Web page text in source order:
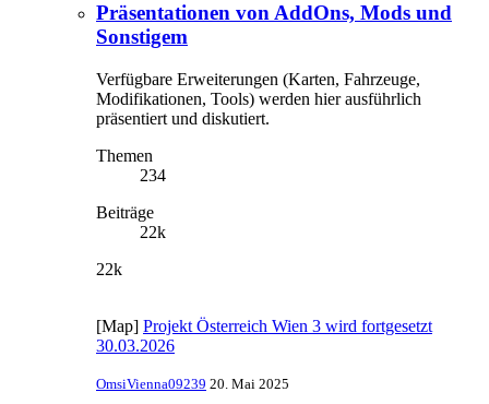
Präsentationen von AddOns, Mods und
Sonstigem
Verfügbare Erweiterungen (Karten, Fahrzeuge,
Modifikationen, Tools) werden hier ausführlich
präsentiert und diskutiert.
Themen
234
Beiträge
22k
22k
[Map] Projekt Österreich Wien 3 wird fortgesetzt
30.03.2026
OmsiVienna09239 20. Mai 2025